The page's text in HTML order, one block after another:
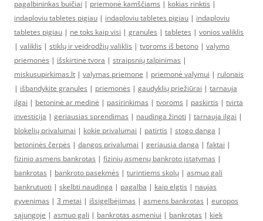
pagalbininkas buičiai | priemonė kamščiams | kokias rinktis |
indaploviu tabletes pigiau | indaploviu tabletes pigiau | indaploviu
tabletes pigiau | ne toks kaip visi | granules | tabletes | vonios valiklis
| valiklis | stiklų ir veidrodžių valiklis | tvoroms iš betono | valymo
priemonės | išskirtinė tvora | straipsnių talpinimas |
miskusupirkimas.lt | valymas priemone | priemonė valymui | rulonais
| išbandykite granules | priemonės | gaudyklių priežiūrai | tarnauja
ilgai | betoninė ar medinė | pasirinkimas | tvoroms | paskirtis | tvirta
investicija | geriausias sprendimas | naudinga žinoti | tarnauja ilgai |
blokelių privalumai | kokie privalumai | patirtis | stogo danga |
betoninės čerpės | dangos privalumai | geriausia danga | faktai |
fizinio asmens bankrotas | fizinių asmenų bankroto įstatymas |
bankrotas | bankroto pasekmės | turintiems skolų | asmuo gali
bankrutuoti | skelbti naudinga | pagalba | kaip elgtis | naujas
gyvenimas | 3 metai | išsigelbėjimas | asmens bankrotas | europos
sąjungoje | asmuo gali | bankrotas asmeniui | bankrotas | kiek